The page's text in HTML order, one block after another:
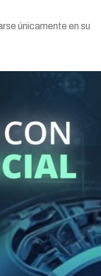
únicamente en su